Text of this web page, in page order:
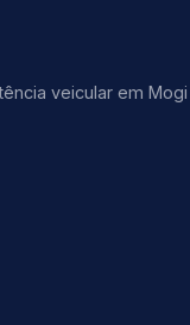
veicular em Mogi